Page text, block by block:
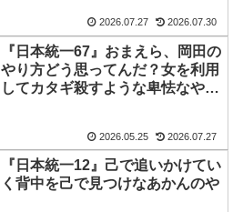
2026.07.27 2026.07.30
『日本統一67』おまえら、岡田の
やり方どう思ってんだ？女を利用
してカタギ殺すような卑怯なやり
2026.05.25 2026.07.27
『日本統一12』己で追いかけてい
く背中を己で見つけなあかんのや